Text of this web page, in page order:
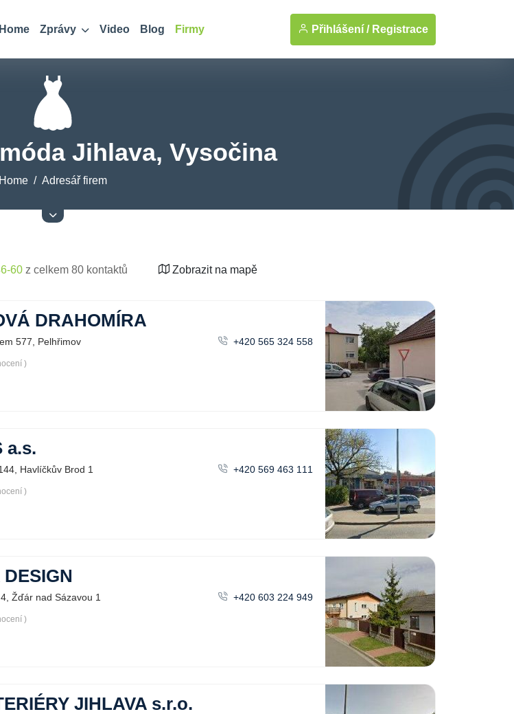
Home Zprávy Video Blog Firmy Přihlášení / Registrace
Jihlava, Vysočina
Home Adresář firem
60 z celkem 80 kontaktů Zobrazit na mapě
DRAHOMÍRA
577, Pelhřimov
+420 565 324 558
)
a.s.
Havlíčkův Brod 1
+420 569 463 111
)
Žďár nad Sázavou 1
+420 603 224 949
)
JIHLAVA s.r.o.